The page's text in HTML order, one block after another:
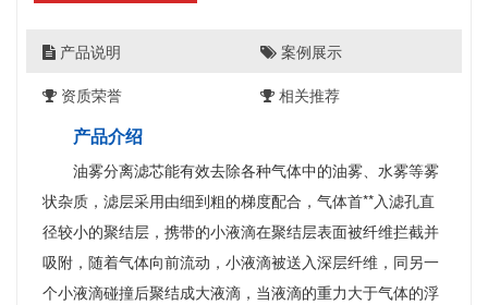
产品说明
案例展示
资质荣誉
相关推荐
产品介绍
油雾分离滤芯能有效去除各种气体中的油雾、水雾等雾
状杂质，滤层采用由细到粗的梯度配合，气体首**入滤孔直
径较小的聚结层，携带的小液滴在聚结层表面被纤维拦截并
吸附，随着气体向前流动，小液滴被送入深层纤维，同另一
个小液滴碰撞后聚结成大液滴，当液滴的重力大于气体的浮